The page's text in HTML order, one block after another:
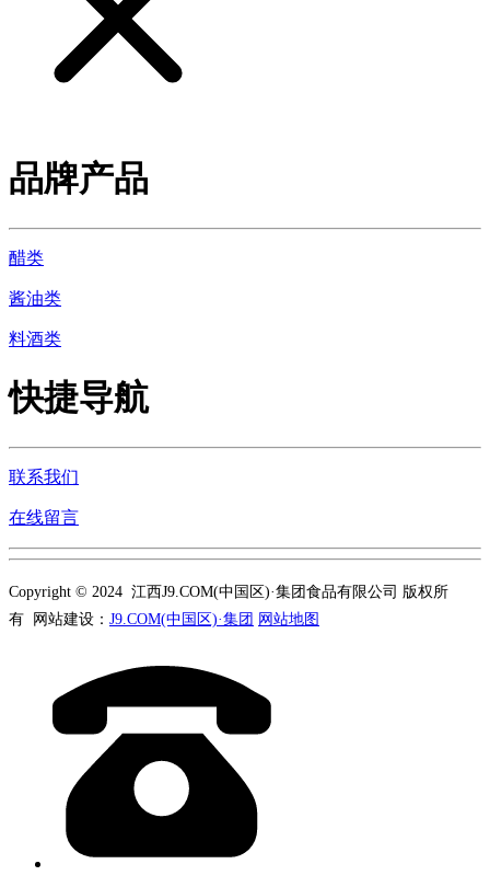
品牌产品
醋类
酱油类
料酒类
快捷导航
联系我们
在线留言
Copyright © 2024 江西J9.COM(中国区)·集团食品有限公司 版权所
有 网站建设： J9.COM(中国区)·集团 网站地图